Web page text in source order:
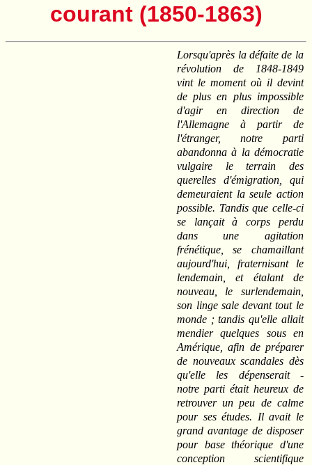
courant (1850-1863)
Lorsqu'après la défaite de la
révolution de 1848-1849
vint le moment où il devint
de plus en plus impossible
d'agir en direction de
l'Allemagne à partir de
l'étranger, notre parti
abandonna à la démocratie
vulgaire le terrain des
querelles d'émigration, qui
demeuraient la seule action
possible. Tandis que celle-ci
se lançait à corps perdu
dans une agitation
frénétique, se chamaillant
aujourd'hui, fraternisant le
lendemain, et étalant de
nouveau, le surlendemain,
son linge sale devant tout le
monde ; tandis qu'elle allait
mendier quelques sous en
Amérique, afin de préparer
de nouveaux scandales dès
qu'elle les dépenserait ‑
notre parti était heureux de
retrouver un peu de calme
pour ses études. Il avait le
grand avantage de disposer
pour base théorique d'une
conception scientifique